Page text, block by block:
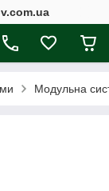
Модульна